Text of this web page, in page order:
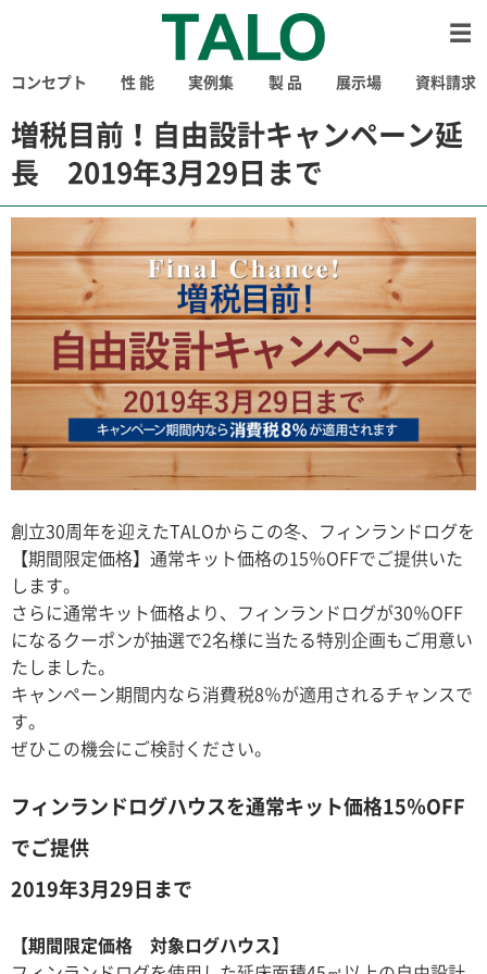
コンセプト 性 能 実例集 製 品 展示場 資料請求
増税目前！自由設計キャンペーン延
長 2019年3月29日まで
創立30周年を迎えたTALOからこの冬、フィンランドログを
【期間限定価格】通常キット価格の15％OFFでご提供いた
します。
さらに通常キット価格より、フィンランドログが30％OFF
になるクーポンが抽選で2名様に当たる特別企画もご用意い
たしました。
キャンペーン期間内なら消費税8％が適用されるチャンスで
す。
ぜひこの機会にご検討ください。
フィンランドログハウスを通常キット価格15％OFF
でご提供
2019年3月29日まで
【期間限定価格 対象ログハウス】